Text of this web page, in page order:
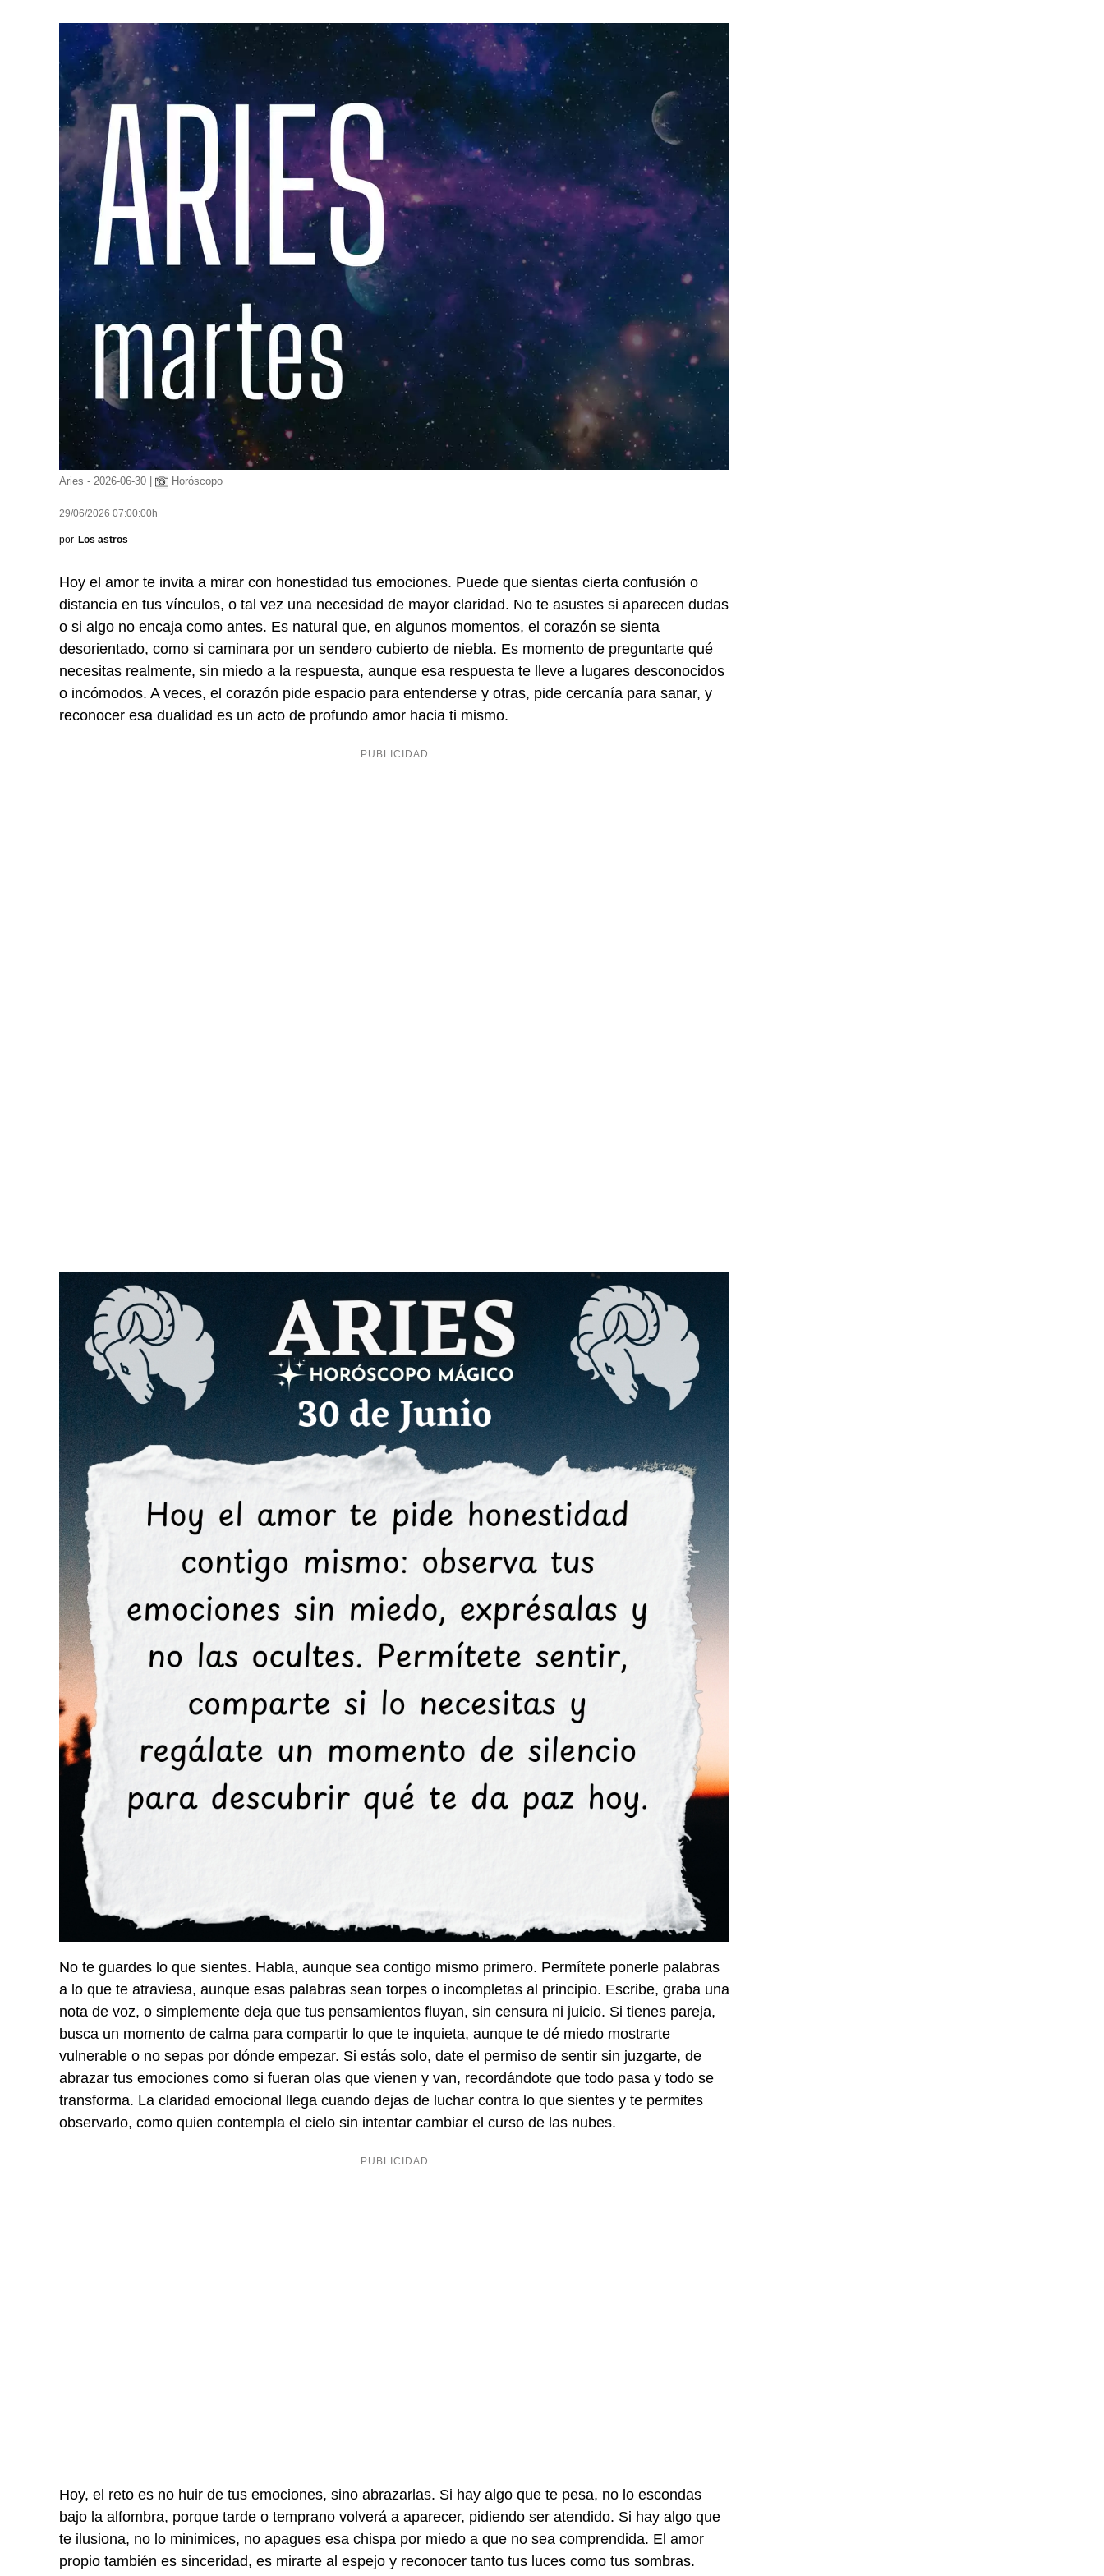
Aries - 2026-06-30 | Horóscopo
29/06/2026 07:00:00h
por Los astros
Hoy el amor te invita a mirar con honestidad tus emociones. Puede que sientas cierta confusión o
distancia en tus vínculos, o tal vez una necesidad de mayor claridad. No te asustes si aparecen dudas
o si algo no encaja como antes. Es natural que, en algunos momentos, el corazón se sienta
desorientado, como si caminara por un sendero cubierto de niebla. Es momento de preguntarte qué
necesitas realmente, sin miedo a la respuesta, aunque esa respuesta te lleve a lugares desconocidos
o incómodos. A veces, el corazón pide espacio para entenderse y otras, pide cercanía para sanar, y
reconocer esa dualidad es un acto de profundo amor hacia ti mismo.
No te guardes lo que sientes. Habla, aunque sea contigo mismo primero. Permítete ponerle palabras
a lo que te atraviesa, aunque esas palabras sean torpes o incompletas al principio. Escribe, graba una
nota de voz, o simplemente deja que tus pensamientos fluyan, sin censura ni juicio. Si tienes pareja,
busca un momento de calma para compartir lo que te inquieta, aunque te dé miedo mostrarte
vulnerable o no sepas por dónde empezar. Si estás solo, date el permiso de sentir sin juzgarte, de
abrazar tus emociones como si fueran olas que vienen y van, recordándote que todo pasa y todo se
transforma. La claridad emocional llega cuando dejas de luchar contra lo que sientes y te permites
observarlo, como quien contempla el cielo sin intentar cambiar el curso de las nubes.
Hoy, el reto es no huir de tus emociones, sino abrazarlas. Si hay algo que te pesa, no lo escondas
bajo la alfombra, porque tarde o temprano volverá a aparecer, pidiendo ser atendido. Si hay algo que
te ilusiona, no lo minimices, no apagues esa chispa por miedo a que no sea comprendida. El amor
propio también es sinceridad, es mirarte al espejo y reconocer tanto tus luces como tus sombras.